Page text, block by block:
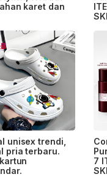
karet dan
unisex trendi,
pria terbaru.
7